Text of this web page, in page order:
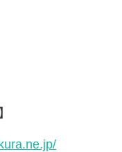
】